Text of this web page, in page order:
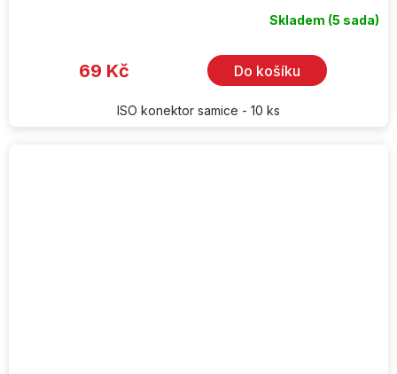
Skladem (5 sada)
69 Kč Do košíku
ISO konektor samice - 10 ks